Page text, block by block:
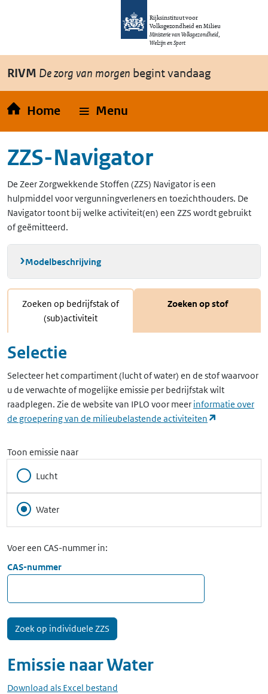
Overslaan en naar de inhoud gaan
Rijksinstituut voor
Volksgezondheid en Milieu
Ministerie van Volksgezondheid,
Welzijn en Sport
RIVM De zorg van morgen begint vandaag
Home Menu
ZZS-Navigator
De Zeer Zorgwekkende Stoffen (ZZS) Navigator is een
hulpmiddel voor vergunningverleners en toezichthouders. De
Navigator toont bij welke activiteit(en) een ZZS wordt gebruikt
of geëmitteerd.
Modelbeschrijving
Zoeken op bedrijfstak of
(sub)activiteit
Zoeken op stof
Selectie
Selecteer het compartiment (lucht of water) en de stof waarvoor
u de verwachte of mogelijke emissie per bedrijfstak wilt
raadplegen. Zie de website van IPLO voor meer informatie over
de groepering van de milieubelastende activiteiten
Toon emissie naar
Lucht
Water
Voer een CAS-nummer in:
CAS-nummer
Emissie naarWater
Download als Excel bestand